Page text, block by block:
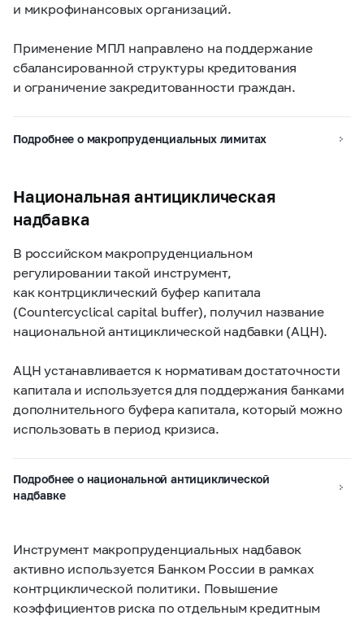
и микрофинансовых организаций.
Применение МПЛ направлено на поддержание
сбалансированной структуры кредитования
и ограничение закредитованности граждан.
Подробнее о макропруденциальных лимитах
Национальная антициклическая
надбавка
В российском макропруденциальном
регулировании такой инструмент,
как контрциклический буфер капитала
(Countercyclical capital buffer), получил название
национальной антициклической надбавки (АЦН).
АЦН устанавливается к нормативам достаточности
капитала и используется для поддержания банками
дополнительного буфера капитала, который можно
использовать в период кризиса.
Подробнее о национальной антициклической
надбавке
Инструмент макропруденциальных надбавок
активно используется Банком России в рамках
контрциклической политики. Повышение
коэффициентов риска по отдельным кредитным